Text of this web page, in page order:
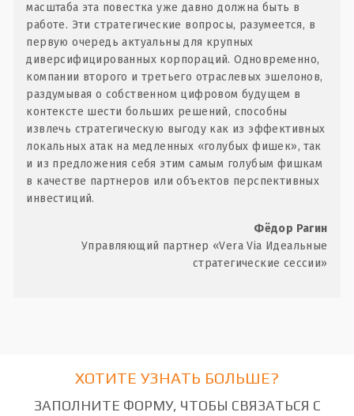
масштаба эта повестка уже давно должна быть в
работе. Эти стратегические вопросы, разумеется, в
первую очередь актуальны для крупных
диверсифицированных корпораций. Одновременно,
компании второго и третьего отраслевых эшелонов,
раздумывая о собственном цифровом будущем в
контексте шести больших решений, способны
извлечь стратегическую выгоду как из эффективных
локальных атак на медленных «голубых фишек», так
и из предложения себя этим самым голубым фишкам
в качестве партнеров или объектов перспективных
инвестиций.
Фёдор Рагин
Управляющий партнер «Vera Via Идеальные
стратегические сессии»
ХОТИТЕ УЗНАТЬ БОЛЬШЕ?
ЗАПОЛНИТЕ ФОРМУ, ЧТОБЫ СВЯЗАТЬСЯ С